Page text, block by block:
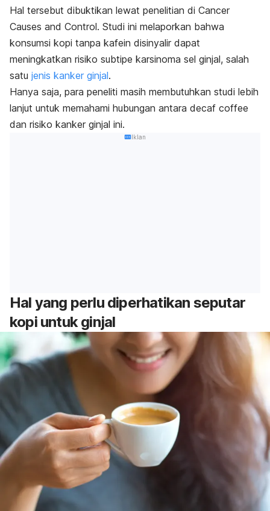
Hal tersebut dibuktikan lewat penelitian di Cancer
Causes and Control. Studi ini melaporkan bahwa
konsumsi kopi tanpa kafein disinyalir dapat
meningkatkan risiko subtipe karsinoma sel ginjal, salah
satu jenis kanker ginjal.
Hanya saja, para peneliti masih membutuhkan studi lebih
lanjut untuk memahami hubungan antara decaf coffee
dan risiko kanker ginjal ini.
Iklan
Hal yang perlu diperhatikan seputar
kopi untuk ginjal